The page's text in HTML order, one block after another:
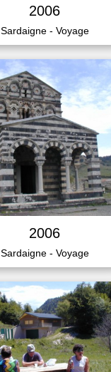
2006
Sardaigne - Voyage
2006
Sardaigne - Voyage